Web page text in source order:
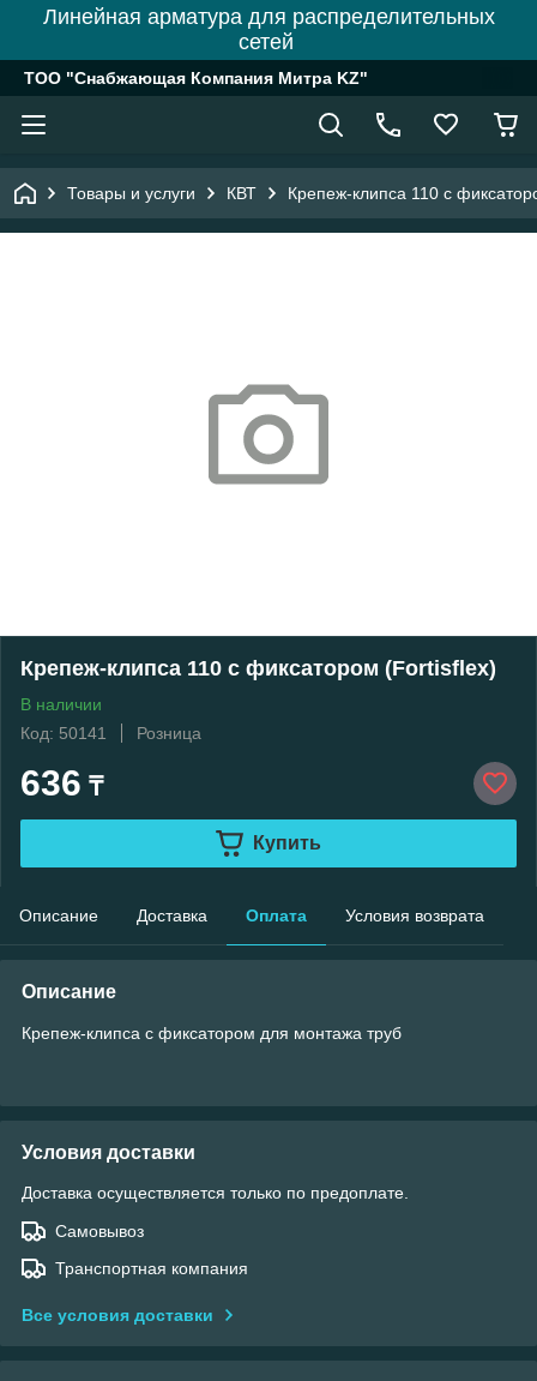
Линейная арматура для распределительных
сетей
ТОО "Снабжающая Компания Митра KZ"
Товары и услуги КВТ Крепеж-клипса 110 с
Крепеж-клипса 110 с фиксатором (Fortisflex)
В наличии
Код: 50141
Розница
636 ₸
Купить
Описание Доставка Оплата Условия возврата
Описание
Крепеж-клипса с фиксатором для монтажа труб
Условия доставки
Доставка осуществляется только по предоплате.
Самовывоз
Транспортная компания
Все условия доставки